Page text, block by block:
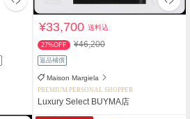
¥33,700送料込
27%OFF ¥46,200
返品補償
Maison Margiela
PREMIUM PERSONAL SHOPPER
Luxury Select BUYMA店